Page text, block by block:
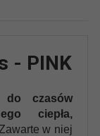
- PINK
do czasów
ciepła,
w niej